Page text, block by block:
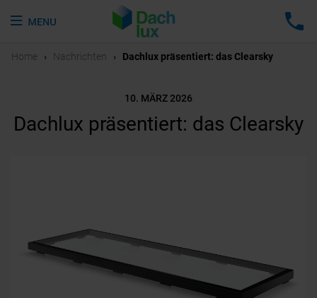
Home › Nachrichten › Dachlux präsentiert: das Clearsky
10. MÄRZ 2026
Dachlux präsentiert: das Clearsky